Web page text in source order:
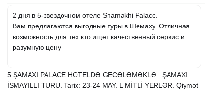
2 дня в 5-звездочном отеле Shamakhi Palace.
Вам предлагаются выгодные туры в Шемаху. Отличная
возможность для тех кто ищет качественный сервис и
разумную цену!
5 ŞAMAXI PALACE HOTELDƏ GECƏLƏMƏKLƏ . ŞAMAXI
İSMAYILLI TURU. Tarix: 23-24 MAY. LİMİTLİ YERLƏR. Qiymət